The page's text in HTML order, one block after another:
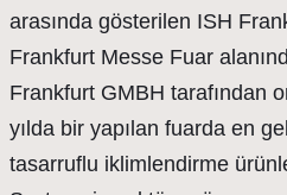
arasında gösterilen ISH
Frankfurt Messe Fuar
Frankfurt GMBH tarafından
yılda bir yapılan fuarda en
tasarruflu iklimlendirme